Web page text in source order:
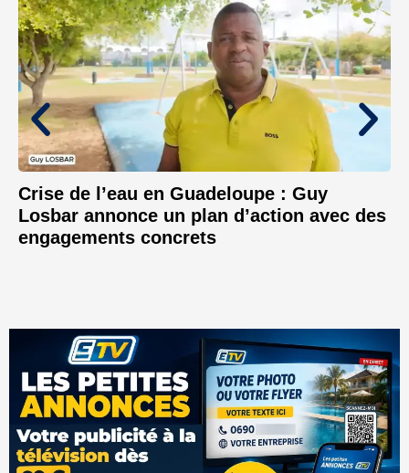
Crise de l’eau en Guadeloupe : Guy
Losbar annonce un plan d’action avec des
engagements concrets